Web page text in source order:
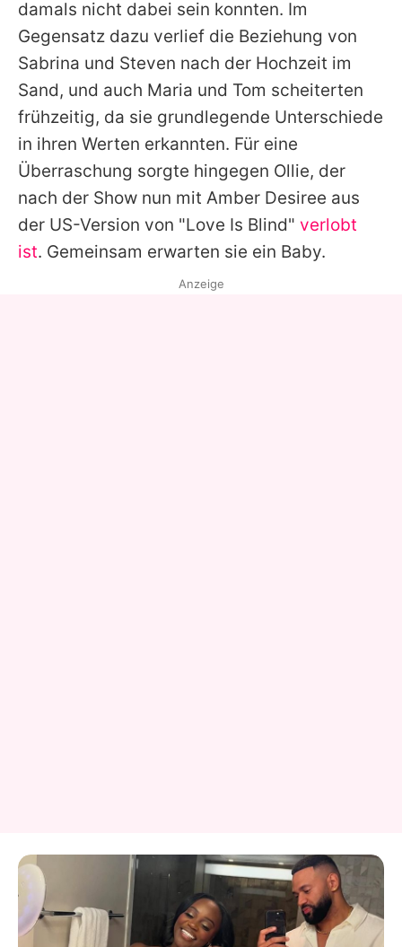
damals nicht dabei sein konnten. Im
Gegensatz dazu verlief die Beziehung von
Sabrina und Steven nach der Hochzeit im
Sand, und auch Maria und Tom scheiterten
frühzeitig, da sie grundlegende Unterschiede
in ihren Werten erkannten. Für eine
Überraschung sorgte hingegen Ollie, der
nach der Show nun mit Amber Desiree aus
der US-Version von "Love Is Blind" verlobt
ist. Gemeinsam erwarten sie ein Baby.
Anzeige